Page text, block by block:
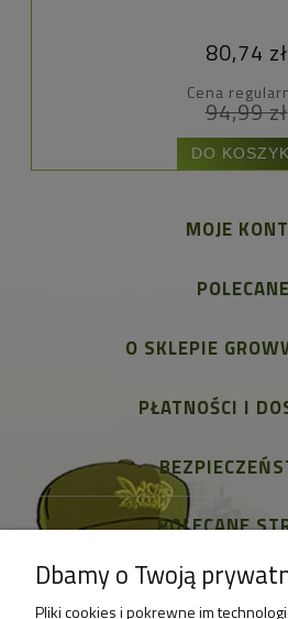
80,74 zł
Cena
94,99 zł
DO
MOJE
POLECANE
O SKLEPIE
PŁATNOŚCI I
POLECANE
Dbamy o Twoją
Pliki cookies i pokrewne im